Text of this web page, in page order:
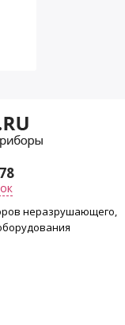
неразрушающего,